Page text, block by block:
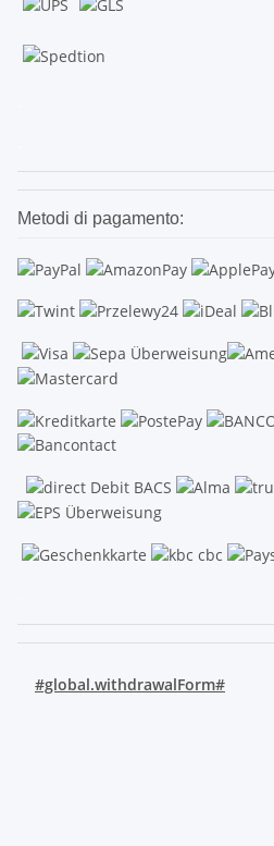
Metodi di pagamento:
#global.withdrawalForm#